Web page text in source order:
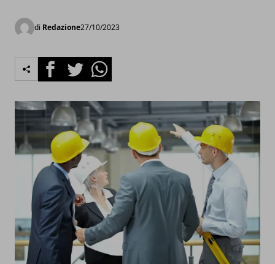
di Redazione27/10/2023
FacebookTwitterWhatsapp